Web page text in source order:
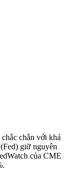
chắn với khả
giữ nguyên
của CME